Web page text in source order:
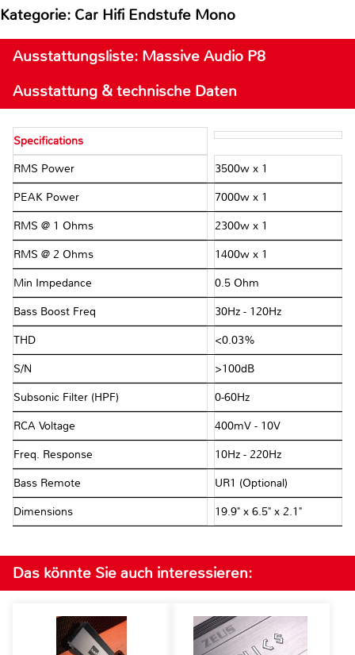
Kategorie: Car Hifi Endstufe Mono
Ausstattungsliste: Massive Audio P8
Ausstattung & technische Daten
Specifications
RMS Power 3500w x 1
PEAK Power 7000w x 1
RMS @ 1 Ohms 2300w x 1
RMS @ 2 Ohms 1400w x 1
Min Impedance 0.5 Ohm
Bass Boost Freq 30Hz - 120Hz
THD <0.03%
S/N >100dB
Subsonic Filter (HPF) 0-60Hz
RCA Voltage 400mV - 10V
Freq. Response 10Hz - 220Hz
Bass Remote UR1 (Optional)
Dimensions 19.9" x 6.5" x 2.1"
Das könnte Sie auch interessieren: